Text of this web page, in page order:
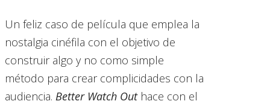
Un feliz caso de película que emplea la
nostalgia cinéfila con el objetivo de
construir algo y no como simple
método para crear complicidades con la
audiencia. Better Watch Outhace con el